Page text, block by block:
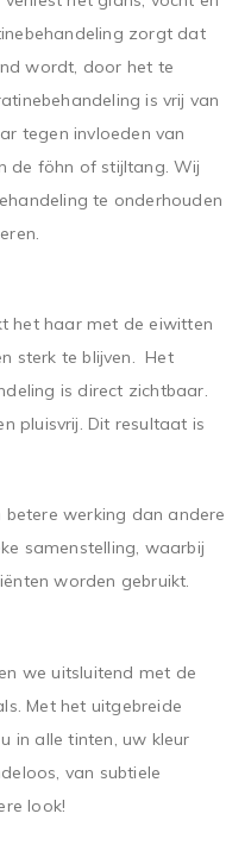
zorgt dat
wordt, door het te
is vrij van
tegen invloeden van
de föhn of stijltang. Wij
te onderhouden
het haar met de eiwitten
sterk te blijven. Het
is direct zichtbaar.
pluisvrij. Dit resultaat is
betere werking dan andere
samenstelling, waarbij
worden gebruikt.
we uitsluitend met de
Met het uitgebreide
in alle tinten, uw kleur
van subtiele
look!